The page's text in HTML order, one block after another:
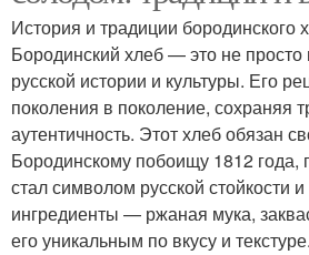
История и традиции бородинского
Бородинский хлеб — это не просто
русской истории и культуры. Его
поколения в поколение, сохраняя
аутентичность. Этот хлеб обязан
Бородинскому побоищу 1812 года,
стал символом русской стойкости
ингредиенты — ржаная мука,
его уникальным по вкусу и текстуре.